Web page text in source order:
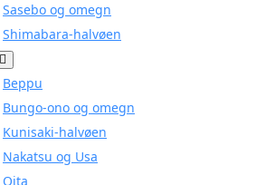
Sasebo og omegn
Shimabara-halvøen
Beppu
Bungo-ono og omegn
Kunisaki-halvøen
Nakatsu og Usa
Oita